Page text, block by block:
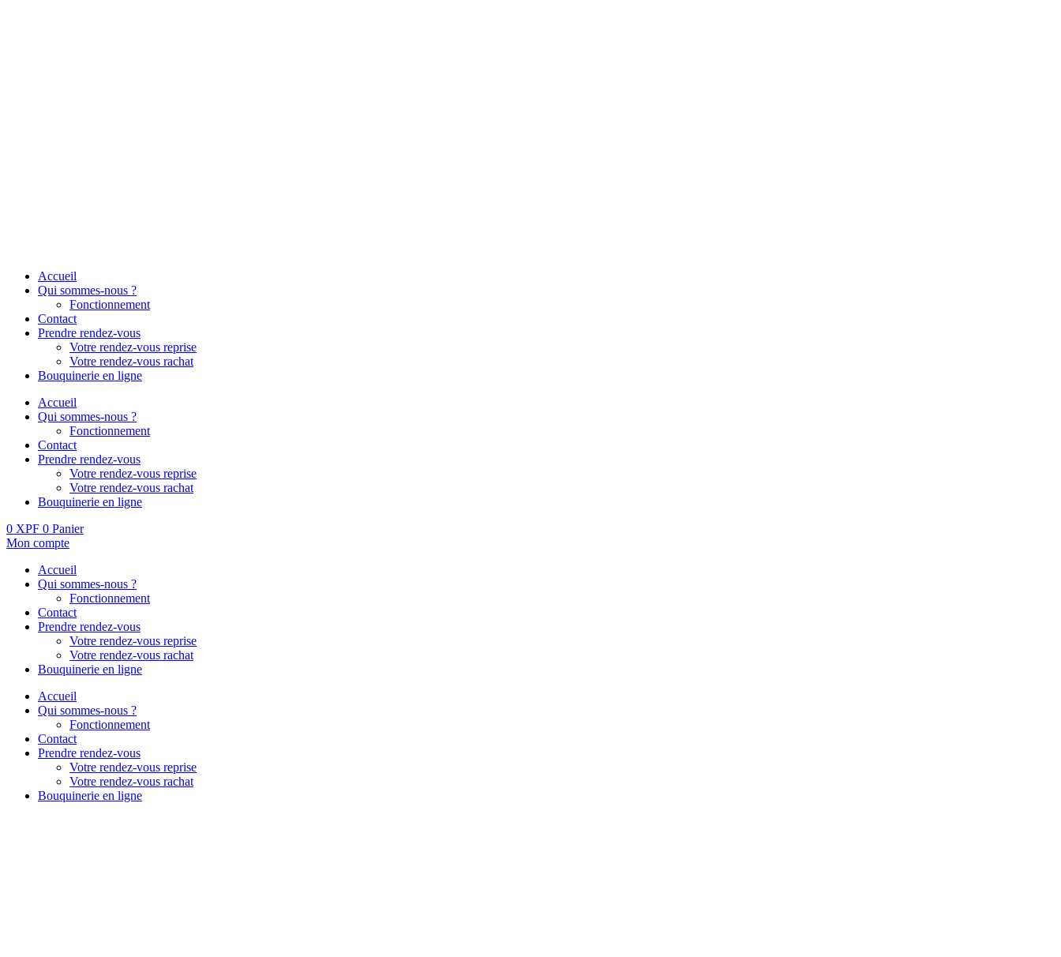
Accueil
Qui sommes-nous ?
Fonctionnement
Contact
Prendre rendez-vous
Votre rendez-vous reprise
Votre rendez-vous rachat
Bouquinerie en ligne
Accueil
Qui sommes-nous ?
Fonctionnement
Contact
Prendre rendez-vous
Votre rendez-vous reprise
Votre rendez-vous rachat
Bouquinerie en ligne
0 XPF 0 Panier
Mon compte
Accueil
Qui sommes-nous ?
Fonctionnement
Contact
Prendre rendez-vous
Votre rendez-vous reprise
Votre rendez-vous rachat
Bouquinerie en ligne
Accueil
Qui sommes-nous ?
Fonctionnement
Contact
Prendre rendez-vous
Votre rendez-vous reprise
Votre rendez-vous rachat
Bouquinerie en ligne